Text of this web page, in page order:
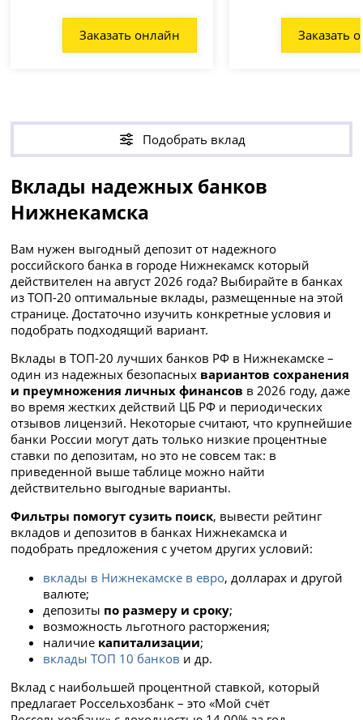
Заказать онлайн Заказать
Подобрать вклад
Вклады надежных банков
Нижнекамска
Вам нужен выгодный депозит от надежного
российского банка в городе Нижнекамск который
действителен на август 2026 года? Выбирайте в банках
из ТОП-20 оптимальные вклады, размещенные на этой
странице. Достаточно изучить конкретные условия и
подобрать подходящий вариант.
Вклады в ТОП-20 лучших банков РФ в Нижнекамске –
один из надежных безопасных вариантов сохранения
и преумножения личных финансов в 2026 году, даже
во время жестких действий ЦБ РФ и периодических
отзывов лицензий. Некоторые считают, что крупнейшие
банки России могут дать только низкие процентные
ставки по депозитам, но это не совсем так: в
приведенной выше таблице можно найти
действительно выгодные варианты.
Фильтры помогут сузить поиск, вывести рейтинг
вкладов и депозитов в банках Нижнекамска и
подобрать предложения с учетом других условий:
вклады в Нижнекамске в евро, долларах и другой
валюте;
депозиты по размеру и сроку;
возможность льготного расторжения;
наличие капитализации;
вклады ТОП 10 банков и др.
Вклад с наибольшей процентной ставкой, который
предлагает Россельхозбанк – это «Мой счёт